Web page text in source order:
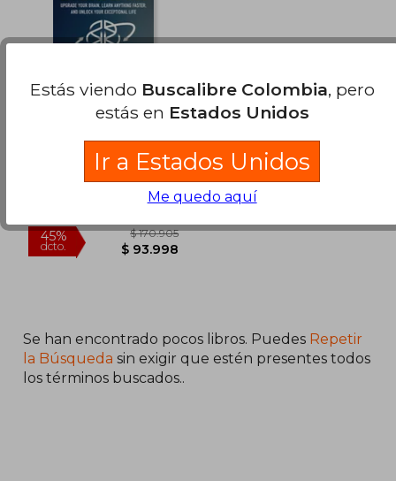
$ 125.178 $
Limitless Expanded
Edition. Upgrade Your
Brain, Learn Anything
Faster, and Unlock
Your Exceptional Life
Hay House UK Ltd, 2025,
Se han encontrado pocos libros. Puedes Repetir
la Búsqueda sin exigir que estén presentes todos
los términos buscados..
Estás viendo Buscalibre Colombia, pero
estás en Estados Unidos
Ir a Estados Unidos
Me quedo aquí